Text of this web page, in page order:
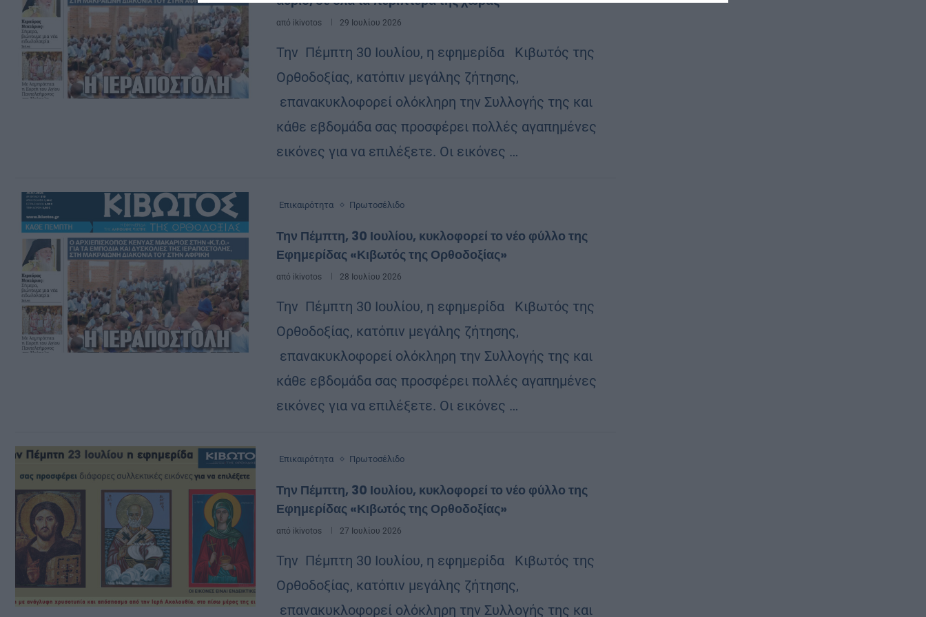
από ikivotos 29 Ιουλίου 2026
Την Πέμπτη 30 Ιουλίου, η εφημερίδα Κιβωτός της
Ορθοδοξίας, κατόπιν μεγάλης ζήτησης,
επανακυκλοφορεί ολόκληρη την Συλλογής της και
κάθε εβδομάδα σας προσφέρει πολλές αγαπημένες
εικόνες για να επιλέξετε. Οι εικόνες …
Επικαιρότητα Πρωτοσέλιδο
Την Πέμπτη, 30 Ιουλίου, κυκλοφορεί το νέο φύλλο της
Εφημερίδας «Κιβωτός της Ορθοδοξίας»
από ikivotos 28 Ιουλίου 2026
Την Πέμπτη 30 Ιουλίου, η εφημερίδα Κιβωτός της
Ορθοδοξίας, κατόπιν μεγάλης ζήτησης,
επανακυκλοφορεί ολόκληρη την Συλλογής της και
κάθε εβδομάδα σας προσφέρει πολλές αγαπημένες
εικόνες για να επιλέξετε. Οι εικόνες …
Επικαιρότητα Πρωτοσέλιδο
Την Πέμπτη, 30 Ιουλίου, κυκλοφορεί το νέο φύλλο της
Εφημερίδας «Κιβωτός της Ορθοδοξίας»
από ikivotos 27 Ιουλίου 2026
Την Πέμπτη 30 Ιουλίου, η εφημερίδα Κιβωτός της
Ορθοδοξίας, κατόπιν μεγάλης ζήτησης,
επανακυκλοφορεί ολόκληρη την Συλλογής της και